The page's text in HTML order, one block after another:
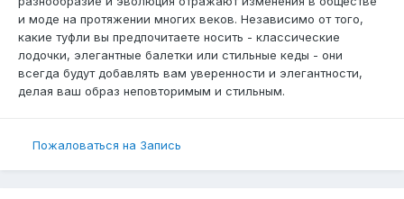
и моде на протяжении многих веков. Независимо от того,
какие туфли вы предпочитаете носить - классические
лодочки, элегантные балетки или стильные кеды - они
всегда будут добавлять вам уверенности и элегантности,
делая ваш образ неповторимым и стильным.
Пожаловаться на Запись